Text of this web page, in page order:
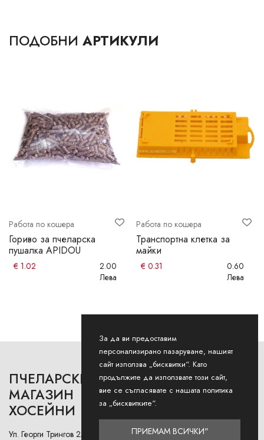
ПОДОБНИ АРТИКУЛИ
Работа по кошера
Гориво за пчеларска
пушалка APIDOU
€ 1.02
2.00
Лева
Работа по кошера
Транспортна клетка за
майки
€ 0.31
0.60
Лева
ПЧЕЛАРСКИ
МАГАЗИН
ХОСЕЙНИ
Ул. Георги Трингов 2А (до
РАБОТНО ВРЕМЕ
Понеделник - Петък: 9AM -
12:30PM и 13:00РМ - 18:00РМ
За да ви предоставим
персонализирано пазаруване, нашият
сайт използва „бисквитки“. Като
продължите да използвате този сайт,
вие се съгласявате с нашата политика
за „бисквитките“.
ПРИЕМАМ ВСИЧКИ"